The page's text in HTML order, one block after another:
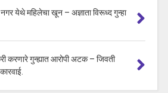
नगर येथे महिलेचा खून – अज्ञाता विरूध्द गुन्हा
करणारे गुन्ह्यात आरोपी अटक – जिवती